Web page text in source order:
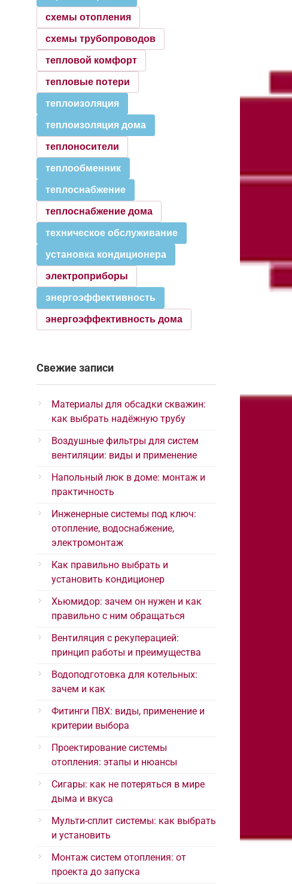
схемы отопления
схемы трубопроводов
тепловой комфорт
тепловые потери
теплоизоляция
теплоизоляция дома
теплоносители
теплообменник
теплоснабжение
теплоснабжение дома
техническое обслуживание
установка кондиционера
электроприборы
энергоэффективность
энергоэффективность дома
Свежие записи
Материалы для обсадки скважин:
как выбрать надёжную трубу
Воздушные фильтры для систем
вентиляции: виды и применение
Напольный люк в доме: монтаж и
практичность
Инженерные системы под ключ:
отопление, водоснабжение,
электромонтаж
Как правильно выбрать и
установить кондиционер
Хьюмидор: зачем он нужен и как
правильно с ним обращаться
Вентиляция с рекуперацией:
принцип работы и преимущества
Водоподготовка для котельных:
зачем и как
Фитинги ПВХ: виды, применение и
критерии выбора
Проектирование системы
отопления: этапы и нюансы
Сигары: как не потеряться в мире
дыма и вкуса
Мульти-сплит системы: как выбрать
и установить
Монтаж систем отопления: от
проекта до запуска